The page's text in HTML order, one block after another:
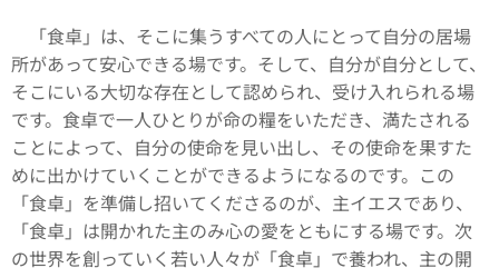
「食卓」は、そこに集うすべての人にとって自分の居場
所があって安心できる場です。そして、自分が自分として、
そこにいる大切な存在として認められ、受け入れられる場
です。食卓で一人ひとりが命の糧をいただき、満たされる
ことによって、自分の使命を見い出し、その使命を果すた
めに出かけていくことができるようになるのです。この
「食卓」を準備し招いてくださるのが、主イエスであり、
「食卓」は開かれた主のみ心の愛をともにする場です。次
の世界を創っていく若い人々が「食卓」で養われ、主の開